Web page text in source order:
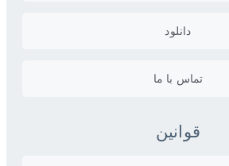
دانلود
تماس با ما
قوانین